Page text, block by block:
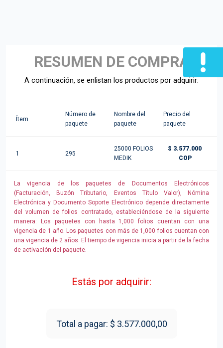
RESUMEN DE COMPRA
A continuación, se enlistan los productos por adquirir:
Ítem
Número de
paquete
Nombre del
paquete
Precio del
paquete
1 295
25000 FOLIOS
MEDIK
$ 3.577.000
COP
La vigencia de los paquetes de Documentos Electrónicos
(Facturación, Buzón Tributario, Eventos Título Valor), Nómina
Electrónica y Documento Soporte Electrónico depende directamente
del volumen de folios contratado, estableciéndose de la siguiente
manera: Los paquetes con hasta 1,000 folios cuentan con una
vigencia de 1 año. Los paquetes con más de 1,000 folios cuentan con
una vigencia de 2 años. El tiempo de vigencia inicia a partir de la fecha
de activación del paquete.
Estás por adquirir:
Total a pagar: $ 3.577.000,00